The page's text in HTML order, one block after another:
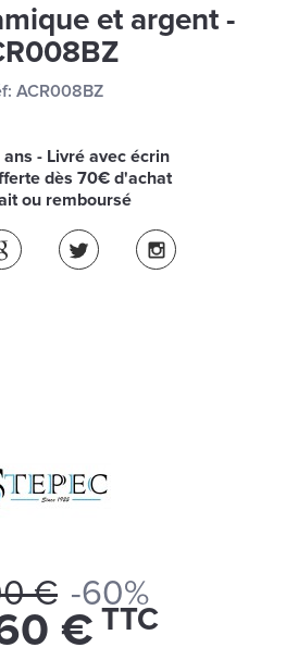
et argent -
ACR008BZ
- Livré avec écrin
dès 70€ d'achat
ou remboursé
€ -60%
€ TTC